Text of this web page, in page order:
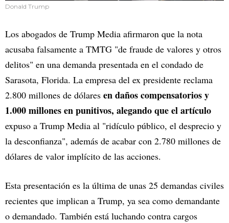
Donald Trump
Los abogados de Trump Media afirmaron que la nota
acusaba falsamente a TMTG "de fraude de valores y otros
delitos" en una demanda presentada en el condado de
Sarasota, Florida. La empresa del ex presidente reclama
2.800 millones de dólares en daños compensatorios y
1.000 millones en punitivos, alegando que el artículo
expuso a Trump Media al "ridículo público, el desprecio y
la desconfianza", además de acabar con 2.780 millones de
dólares de valor implícito de las acciones.
Esta presentación es la última de unas 25 demandas civiles
recientes que implican a Trump, ya sea como demandante
o demandado. También está luchando contra cargos